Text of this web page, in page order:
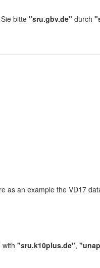
bitte"sru.gbv.de" durch
an example the VD17
with "sru.k10plus.de",